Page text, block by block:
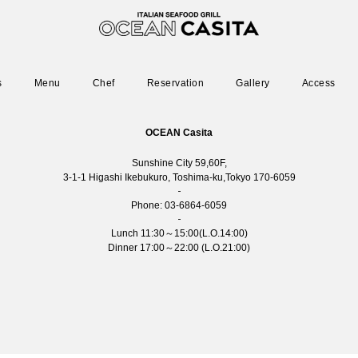
Menu Chef Reservation Gallery Access
OCEAN Casita
Sunshine City 59,60F,
3-1-1 Higashi Ikebukuro, Toshima-ku,Tokyo 170-6059
Phone: 03-6864-6059
Lunch 11:30～15:00(L.O.14:00)
Dinner 17:00～22:00 (L.O.21:00)